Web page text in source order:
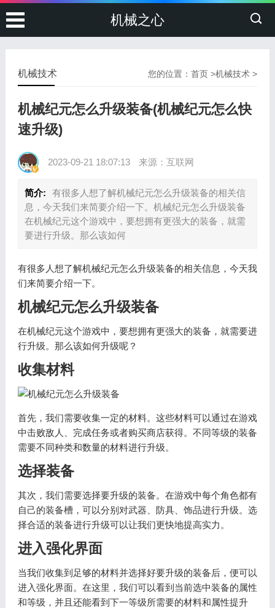
机械之心
您的位置：首页 >机械技术 >
机械技术
机械纪元怎么升级装备(机械纪元怎么快
速升级)
2023-09-21 18:07:13 来源：互联网
简介:
有很多人想了解机械纪元怎么升级装备的相关信
息，今天我们来简要介绍一下。机械纪元怎么升级装备
在机械纪元这个游戏中，要想拥有更强大的装备，就需
要进行升级。那么该如何
有很多人想了解机械纪元怎么升级装备的相关信息，今天我
们来简要介绍一下。
机械纪元怎么升级装备
在机械纪元这个游戏中，要想拥有更强大的装备，就需要进
行升级。那么该如何升级呢？
收集材料
首先，我们需要收集一定的材料。这些材料可以通过在游戏
中击败敌人、完成任务或者购买商店获得。不同等级的装备
需要不同种类和数量的材料进行升级。
选择装备
其次，我们需要选择要升级的装备。在游戏中每个角色都有
自己的装备槽，可以分别对武器、防具、饰品进行升级。选
择合适的装备进行升级可以让我们更快地提高实力。
进入强化界面
当我们收集到足够的材料并选择好要升级的装备后，便可以
进入强化界面。在这里，我们可以看到当前选中装备的属性
和等级，并且还能看到下一等级所需要的材料和属性提升